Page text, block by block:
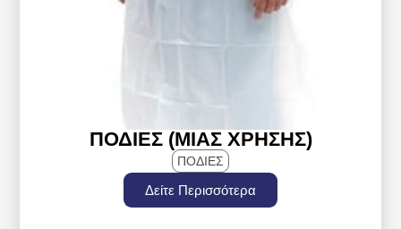
ΠΟΔΙΈΣ (ΜΙΑΣ ΧΡΉΣΗΣ)
ΠΟΔΙΕΣ
Δείτε Περισσότερα